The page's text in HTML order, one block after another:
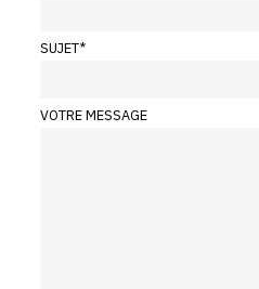
SUJET*
VOTRE MESSAGE